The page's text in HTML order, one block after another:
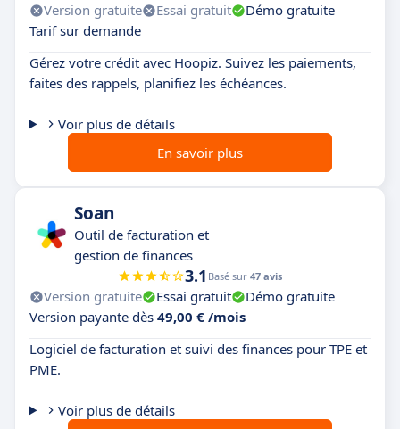
Version gratuite Essai gratuit
Démo gratuite
Tarif sur demande
Gérez votre crédit avec Hoopiz. Suivez les paiements,
faites des rappels, planifiez les échéances.
Voir plus de détails
En savoir plus
Soan
Outil de facturation et
gestion de finances
3.1 Basé sur 47 avis
Version gratuite Essai gratuit
Démo gratuite
Version payante dès 49,00 € /mois
Logiciel de facturation et suivi des finances pour TPE et
PME.
Voir plus de détails